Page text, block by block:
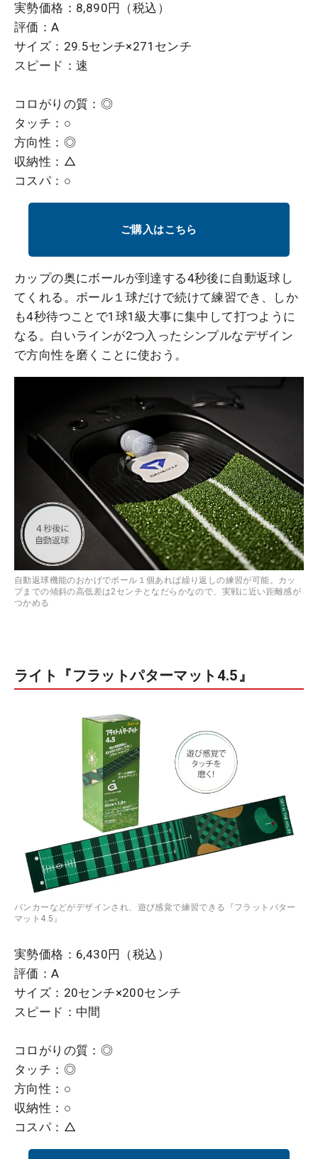
実勢価格：8,890円（税込）
評価：A
サイズ：29.5センチ×271センチ
スピード：速
コロがりの質：◎
タッチ：○
方向性：◎
収納性：△
コスパ：○
ご購入はこちら
カップの奥にボールが到達する4秒後に自動返球し
てくれる。ボール１球だけで続けて練習でき、しか
も4秒待つことで1球1級大事に集中して打つように
なる。白いラインが2つ入ったシンプルなデザイン
で方向性を磨くことに使おう。
自動返球機能のおかげでボール１個あれば繰り返しの練習が可能。カッ
プまでの傾斜の高低差は2センチとなだらかなので、実戦に近い距離感が
つかめる
ライト『フラットパターマット4.5』
バンカーなどがデザインされ、遊び感覚で練習できる『フラットパター
マット4.5』
実勢価格：6,430円（税込）
評価：A
サイズ：20センチ×200センチ
スピード：中間
コロがりの質：◎
タッチ：◎
方向性：○
収納性：○
コスパ：△